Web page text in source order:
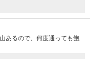
あるので、何度通っても飽